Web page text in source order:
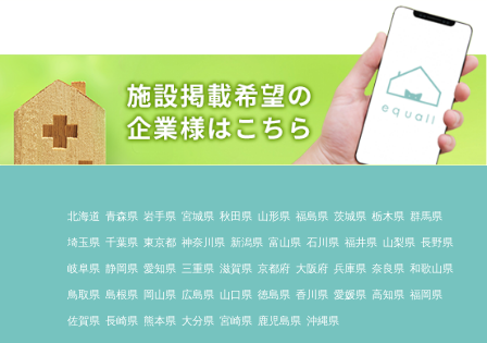
北海道 青森県 岩手県 宮城県 秋田県 山形県 福島県 茨城県 栃木県 群馬県
埼玉県 千葉県 東京都 神奈川県 新潟県 富山県 石川県 福井県 山梨県 長野県
岐阜県 静岡県 愛知県 三重県 滋賀県 京都府 大阪府 兵庫県 奈良県 和歌山県
鳥取県 島根県 岡山県 広島県 山口県 徳島県 香川県 愛媛県 高知県 福岡県
佐賀県 長崎県 熊本県 大分県 宮崎県 鹿児島県 沖縄県